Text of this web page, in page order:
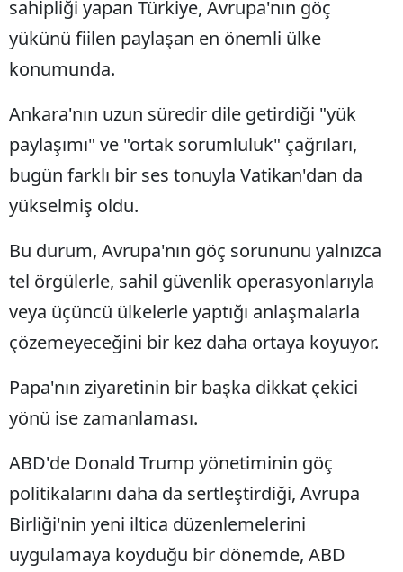
sahipliği yapan Türkiye, Avrupa'nın göç
yükünü fiilen paylaşan en önemli ülke
konumunda.
Ankara'nın uzun süredir dile getirdiği "yük
paylaşımı" ve "ortak sorumluluk" çağrıları,
bugün farklı bir ses tonuyla Vatikan'dan da
yükselmiş oldu.
Bu durum, Avrupa'nın göç sorununu yalnızca
tel örgülerle, sahil güvenlik operasyonlarıyla
veya üçüncü ülkelerle yaptığı anlaşmalarla
çözemeyeceğini bir kez daha ortaya koyuyor.
Papa'nın ziyaretinin bir başka dikkat çekici
yönü ise zamanlaması.
ABD'de Donald Trump yönetiminin göç
politikalarını daha da sertleştirdiği, Avrupa
Birliği'nin yeni iltica düzenlemelerini
uygulamaya koyduğu bir dönemde, ABD